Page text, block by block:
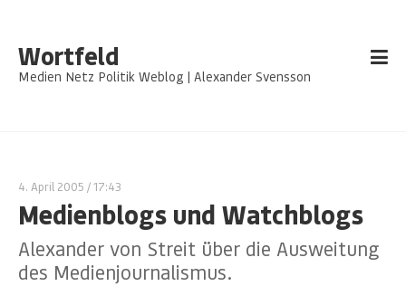
Wortfeld
Medien Netz Politik Weblog | Alexander Svensson
4. April 2005 / 17:43
Medienblogs und Watchblogs
Alexander von Streit über die Ausweitung
des Medienjournalismus.